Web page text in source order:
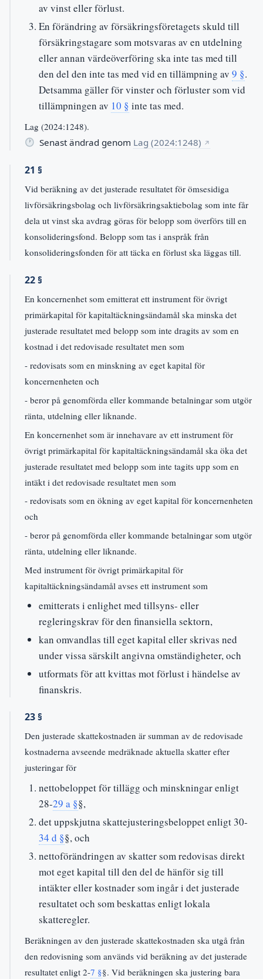
av vinst eller förlust.
En förändring av försäkringsföretagets skuld till
försäkringstagare som motsvaras av en utdelning
eller annan värdeöverföring ska inte tas med till
den del den inte tas med vid en tillämpning av 9 §.
Detsamma gäller för vinster och förluster som vid
tillämpningen av 10 § inte tas med.
Lag (2024:1248).
Senast ändrad genom Lag (2024:1248) ↗
21 §
Vid beräkning av det justerade resultatet för ömsesidiga
livförsäkringsbolag och livförsäkringsaktiebolag som inte får
dela ut vinst ska avdrag göras för belopp som överförs till en
konsolideringsfond. Belopp som tas i anspråk från
konsolideringsfonden för att täcka en förlust ska läggas till.
22 §
En koncernenhet som emitterat ett instrument för övrigt
primärkapital för kapitaltäckningsändamål ska minska det
justerade resultatet med belopp som inte dragits av som en
kostnad i det redovisade resultatet men som
- redovisats som en minskning av eget kapital för
koncernenheten och
- beror på genomförda eller kommande betalningar som utgör
ränta, utdelning eller liknande.
En koncernenhet som är innehavare av ett instrument för
övrigt primärkapital för kapitaltäckningsändamål ska öka det
justerade resultatet med belopp som inte tagits upp som en
intäkt i det redovisade resultatet men som
- redovisats som en ökning av eget kapital för koncernenheten
och
- beror på genomförda eller kommande betalningar som utgör
ränta, utdelning eller liknande.
Med instrument för övrigt primärkapital för
kapitaltäckningsändamål avses ett instrument som
emitterats i enlighet med tillsyns- eller
regleringskrav för den finansiella sektorn,
kan omvandlas till eget kapital eller skrivas ned
under vissa särskilt angivna omständigheter, och
utformats för att kvittas mot förlust i händelse av
finanskris.
23 §
Den justerade skattekostnaden är summan av de redovisade
kostnaderna avseende medräknade aktuella skatter efter
justeringar för
nettobeloppet för tillägg och minskningar enligt
28-29 a §§,
det uppskjutna skattejusteringsbeloppet enligt 30-
34 d §§, och
nettoförändringen av skatter som redovisas direkt
mot eget kapital till den del de hänför sig till
intäkter eller kostnader som ingår i det justerade
resultatet och som beskattas enligt lokala
skatteregler.
Beräkningen av den justerade skattekostnaden ska utgå från
den redovisning som används vid beräkning av det justerade
resultatet enligt 2-7 §§. Vid beräkningen ska justering bara